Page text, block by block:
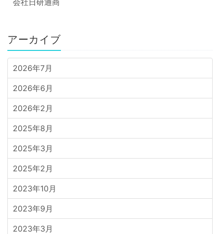
会社日研通商
アーカイブ
2026年7月
2026年6月
2026年2月
2025年8月
2025年3月
2025年2月
2023年10月
2023年9月
2023年3月